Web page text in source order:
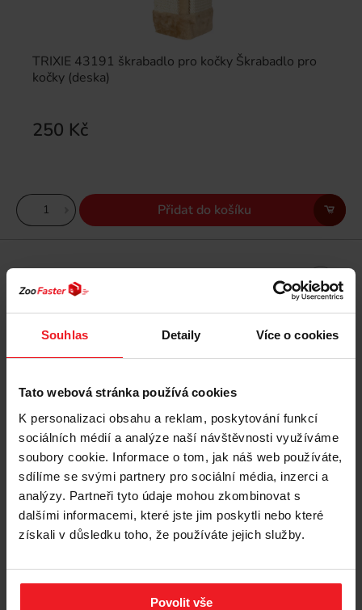
Souhlas Detaily Více o cookies
Tato webová stránka používá cookies
K personalizaci obsahu a reklam, poskytování funkcí
sociálních médií a analýze naší návštěvnosti využíváme
soubory cookie. Informace o tom, jak náš web používáte,
sdílíme se svými partnery pro sociální média, inzerci a
analýzy. Partneři tyto údaje mohou zkombinovat s
dalšími informacemi, které jste jim poskytli nebo které
získali v důsledku toho, že používáte jejich služby.
Povolit vše
TRIXIE 43191 škrabadlo pro kočky Škrabadlo pro
kočky (deska)
250 Kč
Přidat do košíku
škrabadlo pro kočky - 51cm